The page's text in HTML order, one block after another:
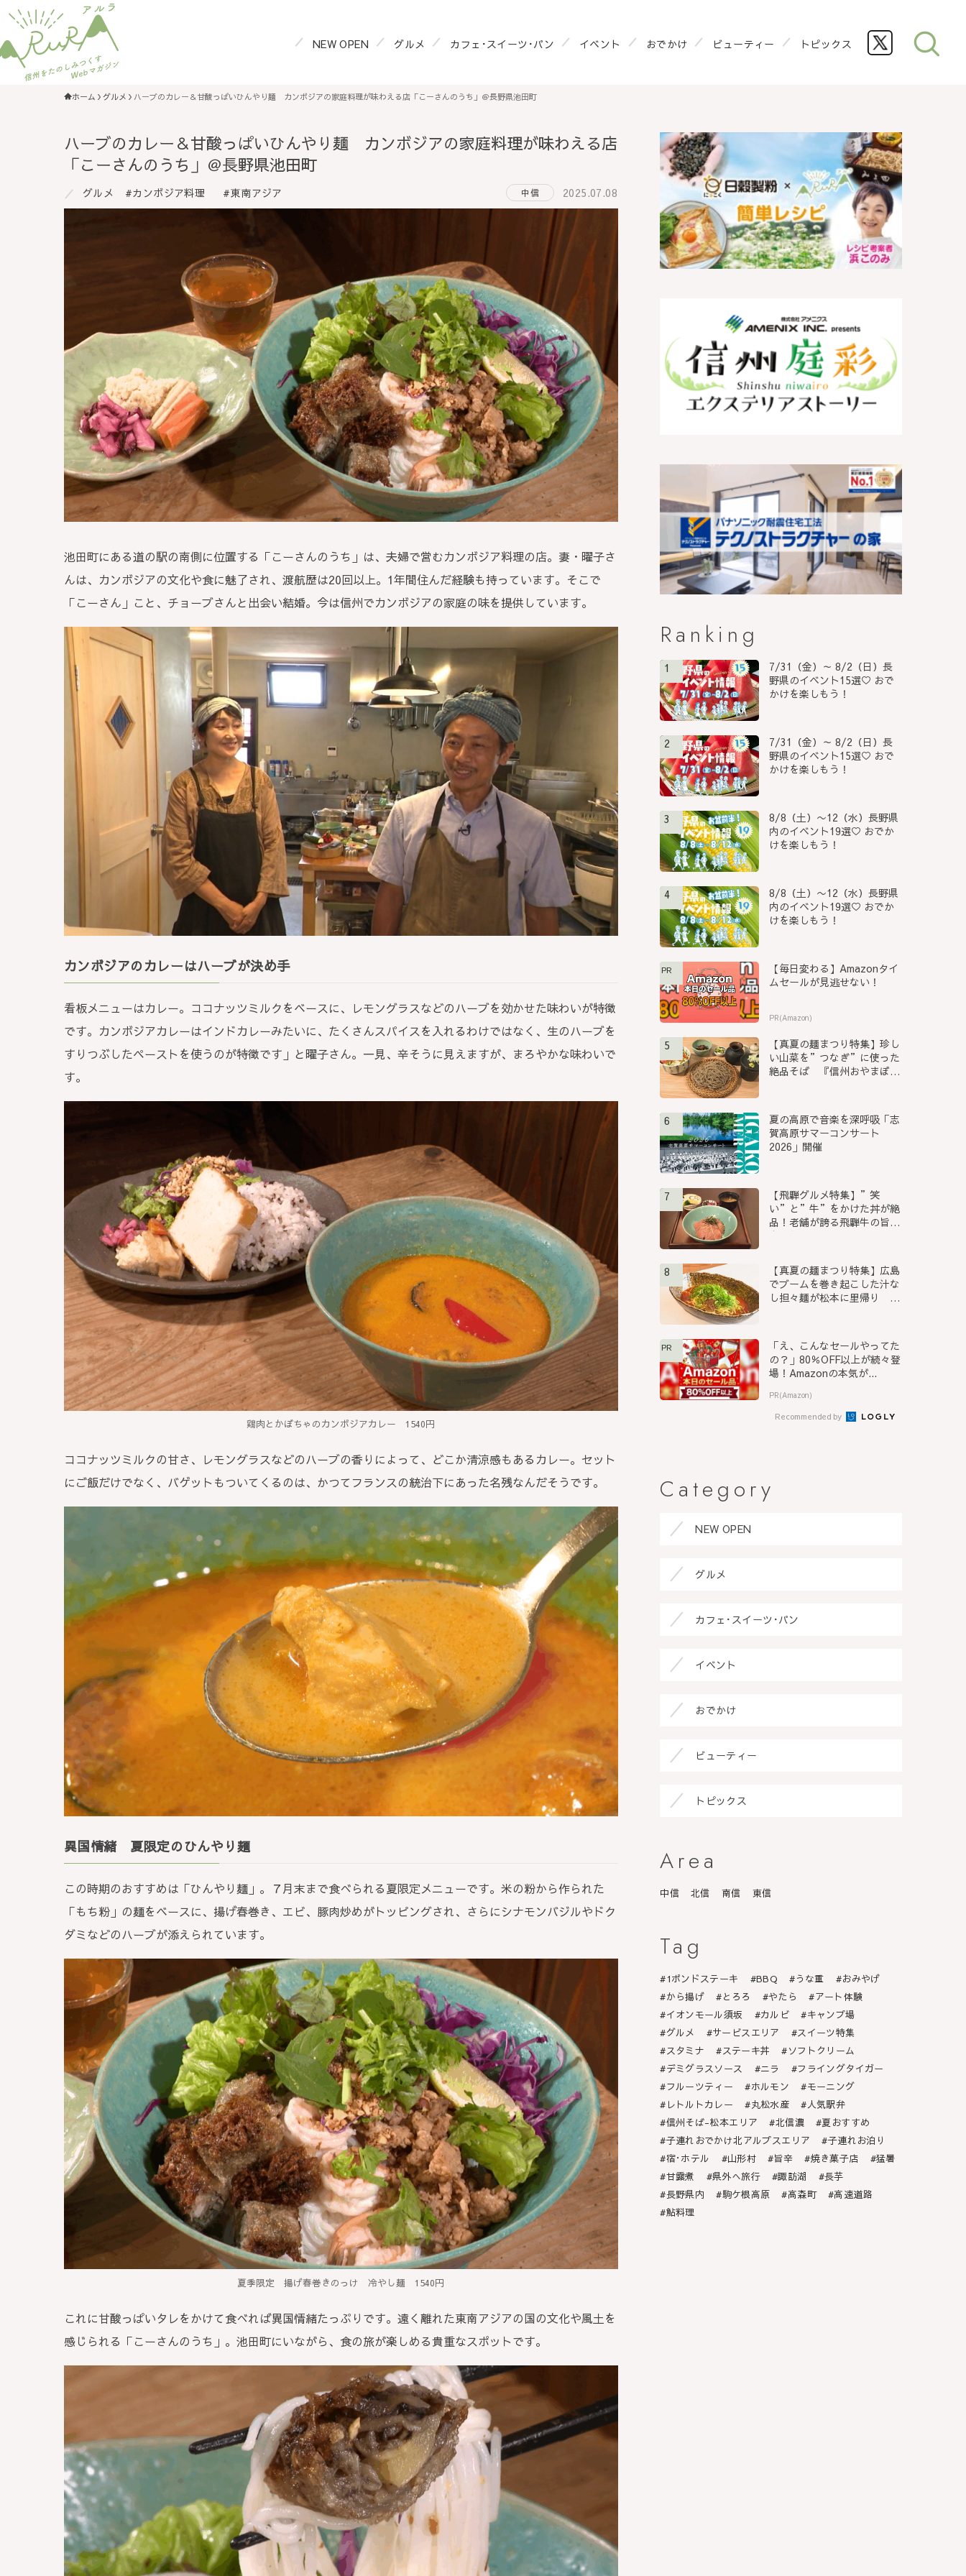
NEW OPEN グルメ カフェ･スイーツ･パン イベント おでかけ ビューティー トピックス
ホーム グルメ ハーブのカレー＆甘酸っぱいひんやり麺 カンボジアの家庭料理が味わえる店「こーさんのうち」＠長野県池田町
ハーブのカレー＆甘酸っぱいひんやり麺 カンボジアの家庭料理が味わえる店
「こーさんのうち」＠長野県池田町
グルメ カンボジア料理 東南アジア 中信 2025.07.08
池田町にある道の駅の南側に位置する「こーさんのうち」は、夫婦で営むカンボジア料理の店。妻・曜子さ
んは、カンボジアの文化や食に魅了され、渡航歴は20回以上。1年間住んだ経験も持っています。そこで
「こーさん」こと、チョーブさんと出会い結婚。今は信州でカンボジアの家庭の味を提供しています。
カンボジアのカレーはハーブが決め手
看板メニューはカレー。ココナッツミルクをベースに、レモングラスなどのハーブを効かせた味わいが特徴
です。カンボジアカレーはインドカレーみたいに、たくさんスパイスを入れるわけではなく、生のハーブを
すりつぶしたペーストを使うのが特徴です」と曜子さん。一見、辛そうに見えますが、まろやかな味わいで
す。
鶏肉とかぼちゃのカンボジアカレー 1540円
ココナッツミルクの甘さ、レモングラスなどのハーブの香りによって、どこか清涼感もあるカレー。セット
にご飯だけでなく、バゲットもついてくるのは、かつてフランスの統治下にあった名残なんだそうです。
異国情緒 夏限定のひんやり麺
この時期のおすすめは「ひんやり麺」。７月末まで食べられる夏限定メニューです。米の粉から作られた
「もち粉」の麺をベースに、揚げ春巻き、エビ、豚肉炒めがトッピングされ、さらにシナモンバジルやドク
ダミなどのハーブが添えられています。
夏季限定 揚げ春巻きのっけ 冷やし麺 1540円
これに甘酸っぱいタレをかけて食べれば異国情緒たっぷりです。遠く離れた東南アジアの国の文化や風土を
感じられる「こーさんのうち」。池田町にいながら、食の旅が楽しめる貴重なスポットです。
Ranking
1
7/31（金）～ 8/2（日）長
野県のイベント15選♡ おで
かけを楽しもう！
2
7/31（金）～ 8/2（日）長
野県のイベント15選♡ おで
かけを楽しもう！
3
8/8（土）〜12（水）長野県
内のイベント19選♡ おでか
けを楽しもう！
4
8/8（土）〜12（水）長野県
内のイベント19選♡ おでか
けを楽しもう！
PR
【毎日変わる】Amazonタイ
ムセールが見逃せない！
PR(Amazon)
5
【真夏の麺まつり特集】珍し
い山菜を”つなぎ”に使った
絶品そば 『信州おやまぼく
6
夏の高原で音楽を深呼吸「志
賀高原サマーコンサート
2026」開催
7
【飛騨グルメ特集】”笑
い”と”牛”をかけた丼が絶
品！老舗が誇る飛騨牛の旨み
を堪能...
8
【真夏の麺まつり特集】広島
でブームを巻き起こした汁な
し担々麺が松本に里帰り
PR
「え、こんなセールやってた
の？」80％OFF以上が続々登
場！Amazonの本気が...
PR(Amazon)
Recommended by
Category
NEW OPEN
グルメ
カフェ･スイーツ･パン
イベント
おでかけ
ビューティー
トピックス
Area
中信 北信 南信 東信
Tag
1ポンドステーキ BBQ うな重
おみやげ
から揚げ
とろろ やたら
アート体験
イオンモール須坂
カルビ
キャンプ場
グルメ
サービスエリア
スイーツ特集
スタミナ
ステーキ丼
ソフトクリーム
デミグラスソース
ニラ
フライングタイガー
フルーツティー
ホルモン
モーニング
レトルトカレー
丸松水産
人気駅弁
信州そば-松本エリア
北信濃
夏おすすめ
子連れおでかけ北アルプスエリア
子連れお泊り
宿･ホテル
山形村 旨辛 焼き菓子店
猛暑
甘露煮
県外へ旅行 諏訪湖
長芋
長野県内
駒ケ根高原 高森町
高速道路
鮎料理